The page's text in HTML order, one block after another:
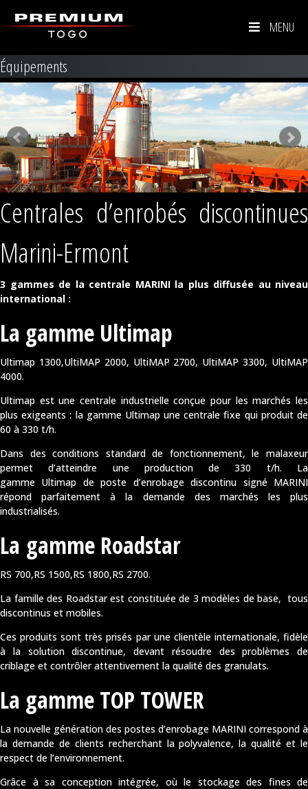
MENU
Équipements
Centrales d’enrobés discontinues
Marini-Ermont
3 gammes de la centrale MARINI la plus diffusée au niveau
international :
La gamme Ultimap
Ultimap 1300,UltiMAP 2000, UltiMAP 2700, UltiMAP 3300, UltiMAP
4000.
Ultimap est une centrale industrielle conçue pour les marchés les
plus exigeants : la gamme Ultimap une centrale fixe qui produit de
60 à 330 t/h.
Dans des conditions standard de fonctionnement, le malaxeur
permet d’atteindre une production de 330 t/h. La
gamme Ultimap de poste d’enrobage discontinu signé MARINI
répond parfaitement à la demande des marchés les plus
industrialisés.
La gamme Roadstar
RS 700,RS 1500,RS 1800,RS 2700.
La famille des Roadstar est constituée de 3 modèles de base, tous
discontinus et mobiles.
Ces produits sont très prisés par une clientèle internationale, fidèle
à la solution discontinue, devant résoudre des problèmes de
criblage et contrôler attentivement la qualité des granulats.
La gamme TOP TOWER
La nouvelle génération des postes d’enrobage MARINI correspond à
la demande de clients recherchant la polyvalence, la qualité et le
respect de l’environnement.
Grâce à sa conception intégrée, où le stockage des fines de